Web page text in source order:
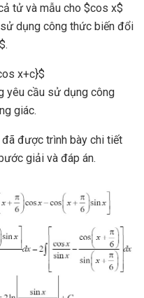
tử và mẫu cho $cos x$
dụng công thức biến đổi
x+c}$
yêu cầu sử dụng công
giác.
được trình bày chi tiết
giải và đáp án.